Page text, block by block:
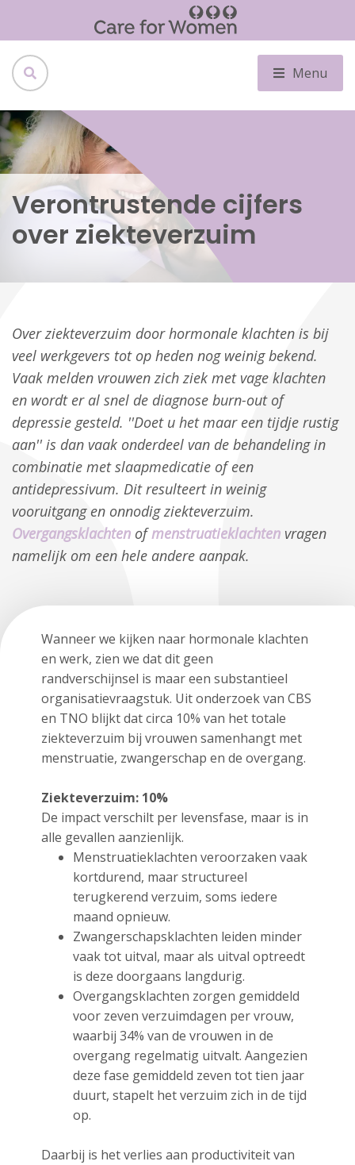
Menu
Verontrustende cijfers
over ziekteverzuim
Over ziekteverzuim door hormonale klachten is bij
veel werkgevers tot op heden nog weinig bekend.
Vaak melden vrouwen zich ziek met vage klachten
en wordt er al snel de diagnose burn-out of
depressie gesteld. ''Doet u het maar een tijdje rustig
aan'' is dan vaak onderdeel van de behandeling in
combinatie met slaapmedicatie of een
antidepressivum. Dit resulteert in weinig
vooruitgang en onnodig ziekteverzuim.
Overgangsklachten ofmenstruatieklachten vragen
namelijk om een hele andere aanpak.
Wanneer we kijken naar hormonale klachten
en werk, zien we dat dit geen
randverschijnsel is maar een substantieel
organisatievraagstuk. Uit onderzoek van CBS
en TNO blijkt dat circa 10% van het totale
ziekteverzuim bij vrouwen samenhangt met
menstruatie, zwangerschap en de overgang.
Ziekteverzuim: 10%
De impact verschilt per levensfase, maar is in
alle gevallen aanzienlijk.
Menstruatieklachten veroorzaken vaak
kortdurend, maar structureel
terugkerend verzuim, soms iedere
maand opnieuw.
Zwangerschapsklachten leiden minder
vaak tot uitval, maar als uitval optreedt
is deze doorgaans langdurig.
Overgangsklachten zorgen gemiddeld
voor zeven verzuimdagen per vrouw,
waarbij 34% van de vrouwen in de
overgang regelmatig uitvalt. Aangezien
deze fase gemiddeld zeven tot tien jaar
duurt, stapelt het verzuim zich in de tijd
op.
Daarbij is het verlies aan productiviteit van